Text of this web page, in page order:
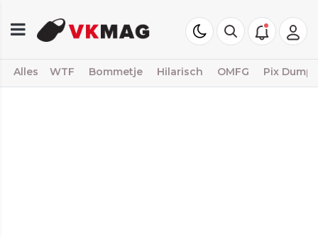
Alles WTF Bommetje Hilarisch OMFG Pix Dump